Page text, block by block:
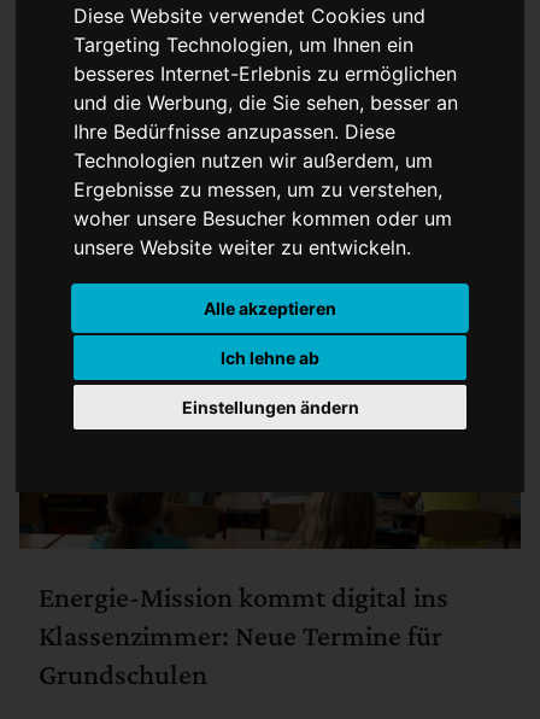
Diese Website verwendet Cookies und
Targeting Technologien, um Ihnen ein
besseres Internet-Erlebnis zu ermöglichen
und die Werbung, die Sie sehen, besser an
Ihre Bedürfnisse anzupassen. Diese
Technologien nutzen wir außerdem, um
Ergebnisse zu messen, um zu verstehen,
woher unsere Besucher kommen oder um
unsere Website weiter zu entwickeln.
Alle akzeptieren
Ich lehne ab
Einstellungen ändern
Energie kindgerecht
erklärt
Energie-Mission kommt digital ins
Klassenzimmer: Neue Termine für
Grundschulen